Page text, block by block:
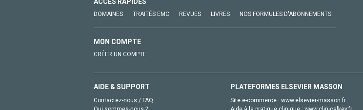
ACCÈS RAPIDES
DOMAINES TRAITÉS EMC REVUES LIVRES NOS FORMULES D'ABONNEMENTS
MON COMPTE
CRÉER UN COMPTE
AIDE & SUPPORT
Contactez-nous / FAQ
PLATEFORMES ELSEVIER MASSON
Site e-commerce : www.elsevier-masson.fr